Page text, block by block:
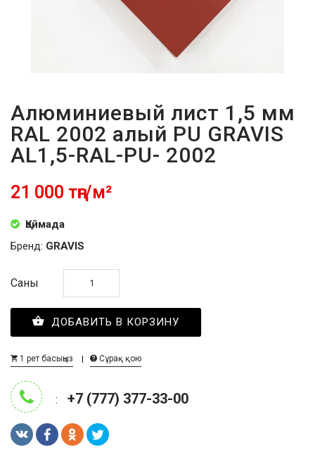
Алюминиевый лист 1,5 мм
RAL 2002 алый PU GRAVIS
AL1,5-RAL-PU- 2002
21 000 тңг/м²
Қоймада
Бренд: GRAVIS
Саны
ДОБАВИТЬ В КОРЗИНУ
1 рет басыңыз Сұрақ қою
: +7 (777) 377-33-00